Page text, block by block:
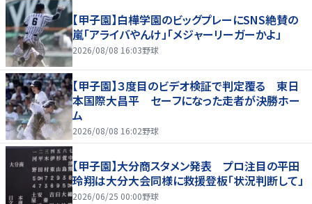
【甲子園】白樺学園のビッグプレーにSNS絶賛の
嵐「アライバやんけ」「メジャーリーガーかよ」
2026/08/08 16:03野球
【甲子園】３度目のビデオ検証で判定覆る 東日
本国際大昌平 セーフになった走者が決勝ホー
ム
2026/08/08 16:02野球
【甲子園】大分商スタメン発表 プロ注目の平田
玲翔は大分大会同様に救援登板「状況判断して」
2026/06/25 00:00野球